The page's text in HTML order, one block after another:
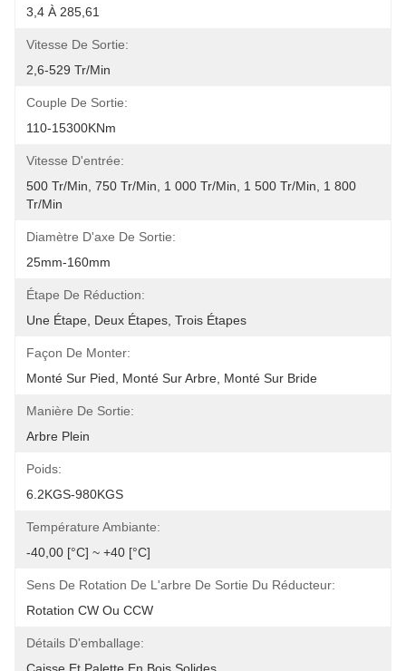
3,4 À 285,61
Vitesse De Sortie:
2,6-529 Tr/min
Couple De Sortie:
110-15300KNm
Vitesse D'entrée:
500 Tr/min, 750 Tr/min, 1 000 Tr/min, 1 500 Tr/min, 1 800
Tr/min
Diamètre D'axe De Sortie:
25mm-160mm
Étape De Réduction:
Une Étape, Deux Étapes, Trois Étapes
Façon De Monter:
Monté Sur Pied, Monté Sur Arbre, Monté Sur Bride
Manière De Sortie:
Arbre Plein
Poids:
6.2KGS-980KGS
Température Ambiante:
-40,00 [°C] ~ +40 [°C]
Sens De Rotation De L'arbre De Sortie Du Réducteur:
Rotation CW Ou CCW
Détails D'emballage: